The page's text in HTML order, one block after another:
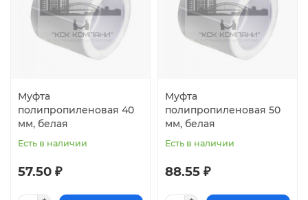
Муфта
полипропиленовая 40
мм, белая
Есть в наличии
57.50 ₽
Муфта
полипропиленовая 50
мм, белая
Есть в наличии
88.55 ₽